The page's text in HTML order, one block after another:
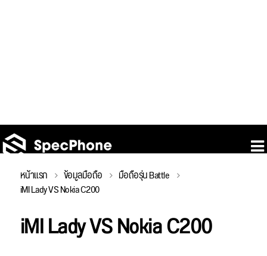
หน้าแรก ข้อมูลมือถือ มือถือรุ่น Battle
iMI Lady VS Nokia C200
iMI Lady VS Nokia C200